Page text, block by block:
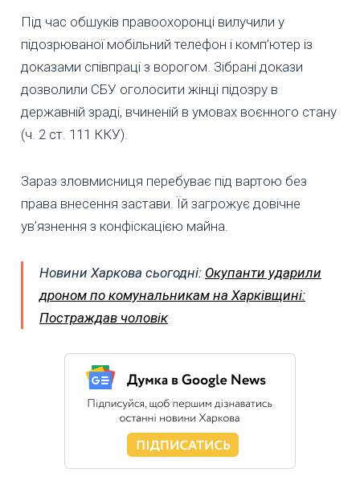
Під час обшуків правоохоронці вилучили у
підозрюваної мобільний телефон і комп’ютер із
доказами співпраці з ворогом. Зібрані докази
дозволили СБУ оголосити жінці підозру в
державній зраді, вчиненій в умовах воєнного стану
(ч. 2 ст. 111 ККУ).
Зараз зловмисниця перебуває під вартою без
права внесення застави. Їй загрожує довічне
ув’язнення з конфіскацією майна.
Новини Харкова сьогодні: Окупанти ударили
дроном по комунальникам на Харківщині:
Постраждав чоловік